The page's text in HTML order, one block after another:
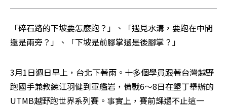
「碎石路的下坡要怎麼跑？」、「遇見水溝，要跑在中間
還是兩旁？」、「下坡是前腳掌還是後腳掌？」
3月1日週日早上，台北下著雨。十多個學員跟著台灣越野
跑國手兼教練江羽健到軍艦岩，備戰6～8日在墾丁舉辦的
UTMB越野跑世界系列賽。事實上，賽前課還不止這一